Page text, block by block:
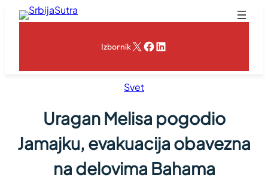
Skoči
IzbornikX Facebook
LinkedIn
Svet
Uragan Melisa pogodio
Jamajku, evakuacija obavezna
na delovima Bahama